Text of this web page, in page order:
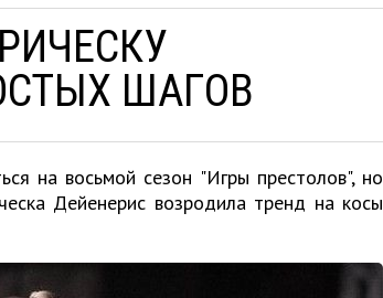
ШАГОВ
на восьмой сезон "Игры престолов", но
Дейенерис возродила тренд на косы